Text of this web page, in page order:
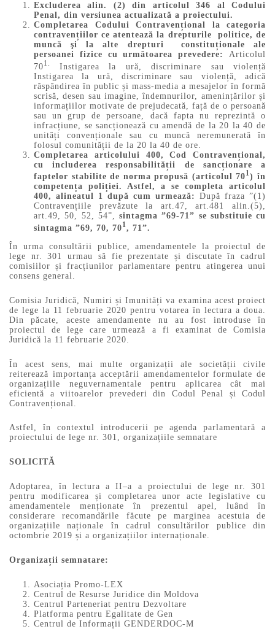
Excluderea alin. (2) din articolul 346 al Codului
Penal, din versiunea actualizată a proiectului.
Completarea Codului Contravențional la categoria
contravențiilor ce atentează la drepturile politice, de
muncă şi la alte drepturi constituționale ale
persoanei fizice cu următoarea prevedere: Articolul
701. Instigarea la ură, discriminare sau violență
Instigarea la ură, discriminare sau violență, adică
răspândirea în public și mass-media a mesajelor în formă
scrisă, desen sau imagine, îndemnurilor, amenințărilor și
informațiilor motivate de prejudecată, față de o persoană
sau un grup de persoane, dacă fapta nu reprezintă o
infracțiune, se sancționează cu amendă de la 20 la 40 de
unități convenționale sau cu muncă neremunerată în
folosul comunității de la 20 la 40 de ore.
Completarea articolului 400, Cod Contravențional,
cu includerea responsabilității de sancționare a
faptelor stabilite de norma propusă (articolul 701) în
competența poliției. Astfel, a se completa articolul
400, alineatul 1 după cum urmează: După fraza ”(1)
Contravențiile prevăzute la art.47, art.481 alin.(5),
art.49, 50, 52, 54”, sintagma ”69-71” se substituie cu
sintagma ”69, 70, 701, 71”.
În urma consultării publice, amendamentele la proiectul de
lege nr. 301 urmau să fie prezentate și discutate în cadrul
comisiilor și fracțiunilor parlamentare pentru atingerea unui
consens general.
Comisia Juridică, Numiri și Imunități va examina acest proiect
de lege la 11 februarie 2020 pentru votarea în lectura a doua.
Din păcate, aceste amendamente nu au fost introduse în
proiectul de lege care urmează a fi examinat de Comisia
Juridică la 11 februarie 2020.
În acest sens, mai multe organizații ale societății civile
reiterează importanța acceptării amendamentelor formulate de
organizațiile neguvernamentale pentru aplicarea cât mai
eficientă a viitoarelor prevederi din Codul Penal și Codul
Contravențional.
Astfel, în contextul introducerii pe agenda parlamentară a
proiectului de lege nr. 301, organizațiile semnatare
SOLICITĂ
Adoptarea, în lectura a II–a a proiectului de lege nr. 301
pentru modificarea și completarea unor acte legislative cu
amendamentele menționate în prezentul apel, luând în
considerare recomandările făcute pe marginea acestuia de
organizațiile naționale în cadrul consultărilor publice din
octombrie 2019 și a organizațiilor internaționale.
Organizații semnatare:
Asociația Promo-LEX
Centrul de Resurse Juridice din Moldova
Centrul Parteneriat pentru Dezvoltare
Platforma pentru Egalitate de Gen
Centrul de Informații GENDERDOC-M